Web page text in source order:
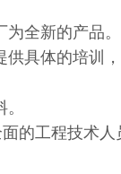
全新的产品。
具体的培训
的工程技术